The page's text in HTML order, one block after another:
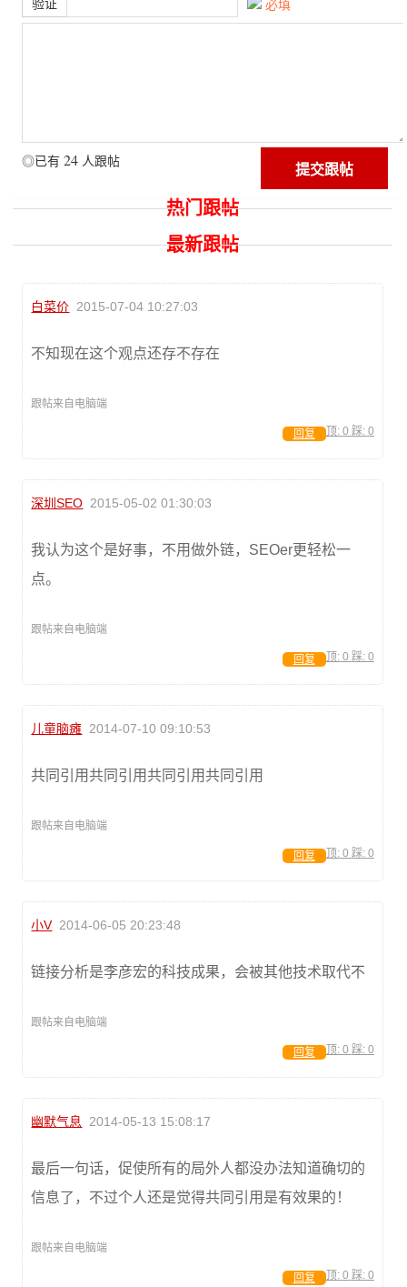
验证 必填
◎已有 24 人跟帖
热门跟帖
最新跟帖
白菜价 2015-07-04 10:27:03
不知现在这个观点还存不存在
跟帖来自电脑端
顶: 0 踩: 0
回复
深圳SEO 2015-05-02 01:30:03
我认为这个是好事，不用做外链，SEOer更轻松一
点。
跟帖来自电脑端
顶: 0 踩: 0
回复
儿童脑瘫 2014-07-10 09:10:53
共同引用共同引用共同引用共同引用
跟帖来自电脑端
顶: 0 踩: 0
回复
小V2014-06-05 20:23:48
链接分析是李彦宏的科技成果，会被其他技术取代不
跟帖来自电脑端
顶: 0 踩: 0
回复
幽默气息 2014-05-13 15:08:17
最后一句话，促使所有的局外人都没办法知道确切的
信息了，不过个人还是觉得共同引用是有效果的！
跟帖来自电脑端
顶: 0 踩: 0
回复